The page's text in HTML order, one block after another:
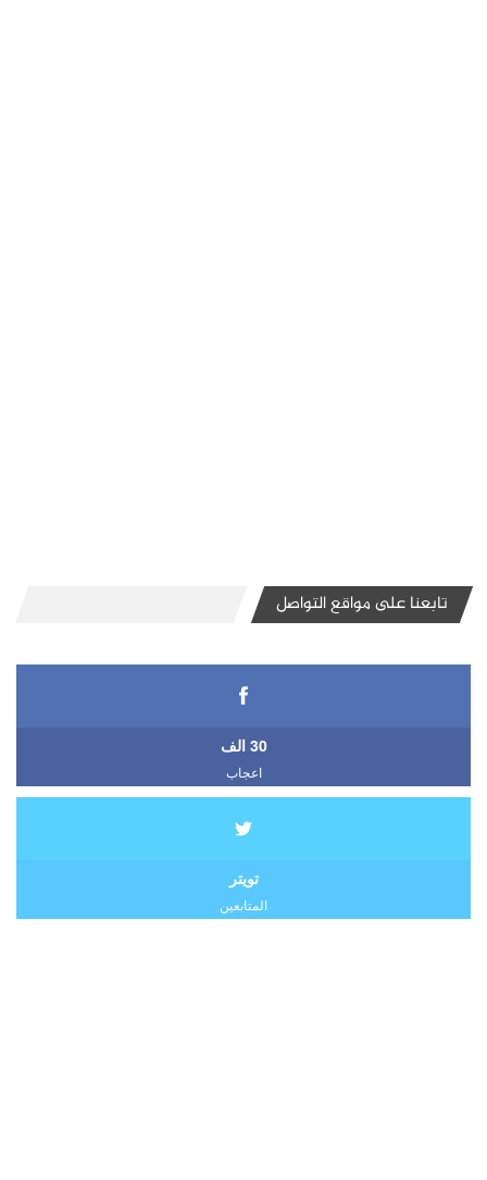
تابعنا على مواقع التواصل
30 الف
اعجاب
تويتر
المتابعين